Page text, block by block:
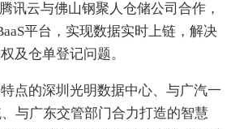
讯云与佛山钢聚人仓储公司合作，
平台，实现数据实时上链，解决
及仓单登记问题。
点的深圳光明数据中心、与广汽一
与广东交管部门合力打造的智慧